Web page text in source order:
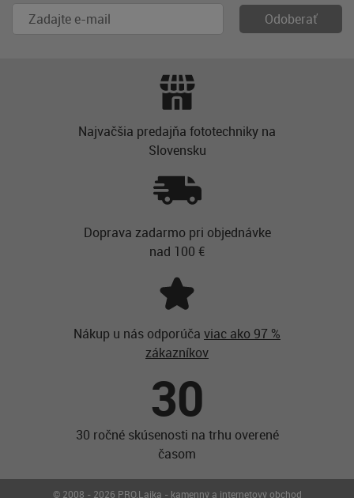
Najvačšia predajňa fototechniky na
Slovensku
Doprava zadarmo pri objednávke
nad 100 €
Nákup u nás odporúča viac ako 97 %
zákazníkov
30
30 ročné skúsenosti na trhu overené
časom
© 2008 - 2026 PRO.Laika - kamenný a internetový obchod